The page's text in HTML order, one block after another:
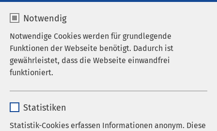
Notwendig
Notwendige Cookies werden für grundlegende
Funktionen der Webseite benötigt. Dadurch ist
gewährleistet, dass die Webseite einwandfrei
funktioniert.
Anbieter sgalinski
Statistiken
Statistik-Cookies erfassen Informationen anonym. Diese
Aufnahme
Kontakt
Fax: 03977141 509
eingliederung.ueckermuende@ameos.de